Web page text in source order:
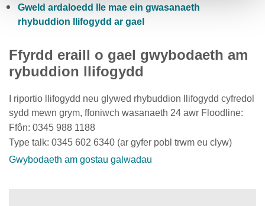
Gweld ardaloedd lle mae ein gwasanaeth
rhybuddion llifogydd ar gael
Ffyrdd eraill o gael gwybodaeth am
rybuddion llifogydd
I riportio llifogydd neu glywed rhybuddion llifogydd cyfredol
sydd mewn grym, ffoniwch wasanaeth 24 awr Floodline:
Ffôn: 0345 988 1188
Type talk: 0345 602 6340 (ar gyfer pobl trwm eu clyw)
Gwybodaeth am gostau galwadau